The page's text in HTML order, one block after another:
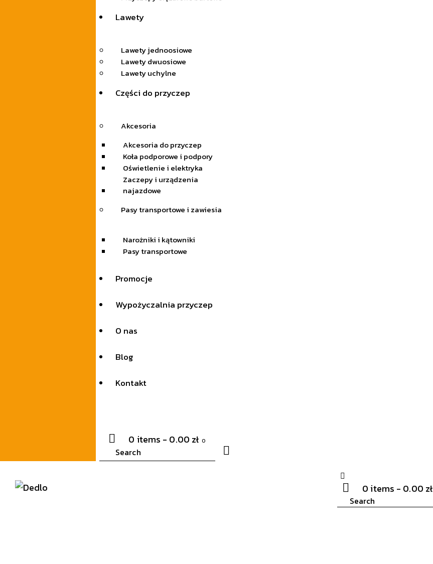
Lawety
Lawety jednoosiowe
Lawety dwuosiowe
Lawety uchylne
Części do przyczep
Akcesoria
Akcesoria do przyczep
Koła podporowe i podpory
Oświetlenie i elektryka
Zaczepy i urządzenia
najazdowe
Pasy transportowe i zawiesia
Narożniki i kątowniki
Pasy transportowe
Promocje
Wypożyczalnia przyczep
O nas
Blog
Kontakt
0 items - 0.00 zł 0
0 items - 0.00 zł